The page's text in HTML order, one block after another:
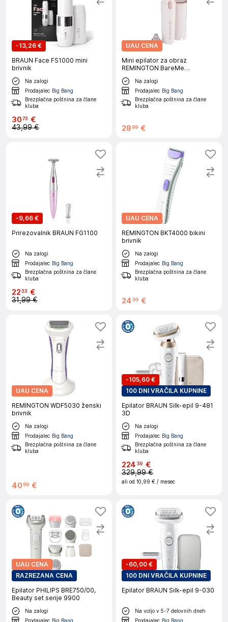
-13,26 €
BRAUN Face FS1000 mini
brivnik
Na zalogi
Prodajalec Big Bang
Brezplačna poštnina za člane
kluba
3073 €
43,99 €
UAU CENA
Mini epilator za obraz
REMINGTON BareMe
WFS200E51 2v1
Na zalogi
Prodajalec Big Bang
Brezplačna poštnina za člane
kluba
28 99 €
-9,66 €
Prirezovalnik BRAUN FG1100
Na zalogi
Prodajalec Big Bang
Brezplačna poštnina za člane
kluba
2233 €
31,99 €
UAU CENA
REMINGTON BKT4000 bikini
brivnik
Na zalogi
Prodajalec Big Bang
Brezplačna poštnina za člane
kluba
24 99 €
UAU CENA
REMINGTON WDF5030 ženski
brivnik
Na zalogi
Prodajalec Big Bang
Brezplačna poštnina za člane
kluba
40 99 €
-105,60 €
100 DNI VRAČILA KUPNINE
Epilator BRAUN Silk-epil 9-481
3D
Na zalogi
Prodajalec Big Bang
Brezplačna poštnina za člane
kluba
224 39 €
329,99 €
ali od 10,99 € / mesec
UAU CENA
RAZREZANA CENA
Epilator PHILIPS BRE750/00,
Beauty set serije 9900
Na zalogi
Prodajalec Big Bang
-60,00 €
100 DNI VRAČILA KUPNINE
Epilator BRAUN Silk-epil 9-030
Na voljo v 5-7 delovnih dneh
Prodajalec Big Bang